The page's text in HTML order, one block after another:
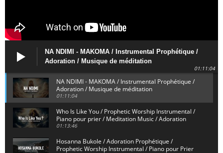
NA NDIMI - MAKOMA / Instrumental Prophétique /
Adoration / Musique de méditation
01:11:04
NA NDIMI - MAKOMA / Instrumental Prophétique /
Adoration / Musique de méditation
01:11:04
Who Is Like You / Prophetic Worship Instrumental /
Piano pour prier / Meditation Music / Adoration
01:13:46
Hosanna Bukole / Adoration Prophétique /
Prophetic Worship Instrumental / Piano pour Prier